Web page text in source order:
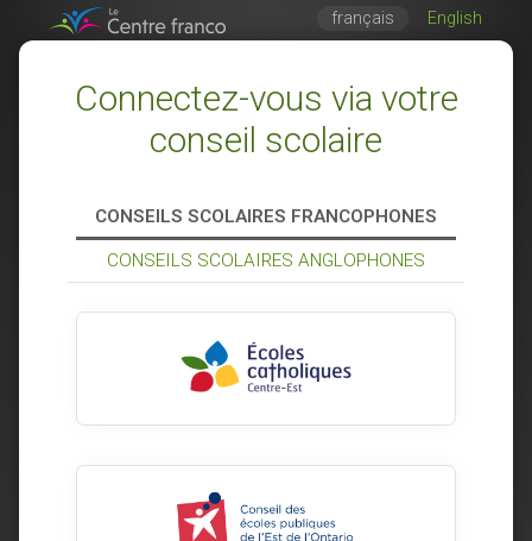
français English
Connectez-vous via votre
conseil scolaire
CONSEILS SCOLAIRES FRANCOPHONES
CONSEILS SCOLAIRES ANGLOPHONES